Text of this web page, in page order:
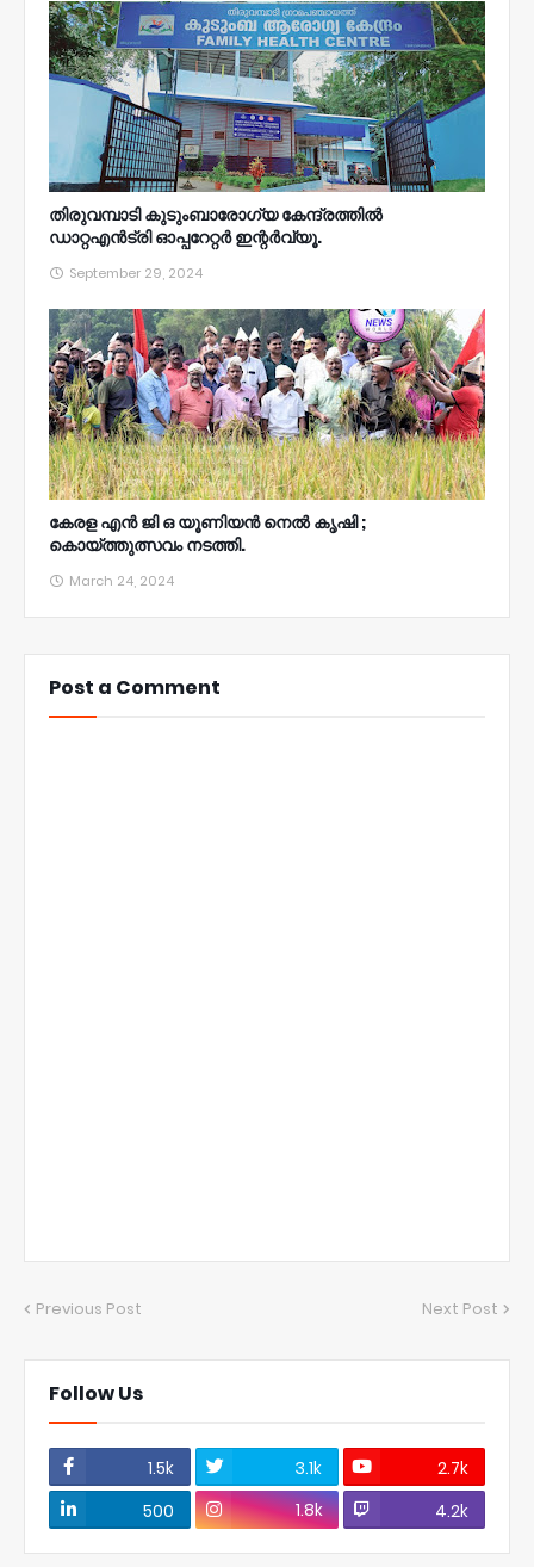
തിരുവമ്പാടി കുടുംബാരോഗ്യ കേന്ദ്രത്തിൽ
ഡാറ്റഎൻട്രി ഓപ്പറേറ്റർ ഇന്റർവ്യൂ.
September 29, 2024
കേരള എൻ ജി ഒ യൂണിയൻ നെൽ കൃഷി ;
കൊയ്ത്തുത്സവം നടത്തി.
March 24, 2024
Post a Comment
Previous Post Next Post
Follow Us
1.5k 3.1k
2.7k
500
1.8k 4.2k